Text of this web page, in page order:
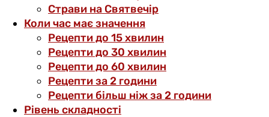
Страви на Святвечір
Коли час має значення
Рецепти до 15 хвилин
Рецепти до 30 хвилин
Рецепти до 60 хвилин
Рецепти за 2 години
Рецепти більш ніж за 2 години
Рівень складності